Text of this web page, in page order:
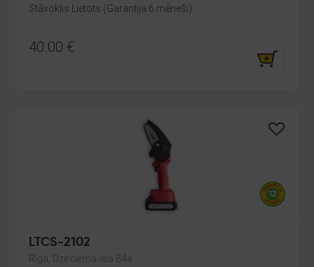
Stāvoklis Lietots (Garantija 6 mēneši)
40.00 €
LTCS-2102
Rīga, Dzirciema iela 84a